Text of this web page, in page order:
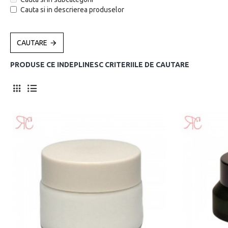
Cauta si in descrierea produselor
CAUTARE
PRODUSE CE INDEPLINESC CRITERIILE DE CAUTARE